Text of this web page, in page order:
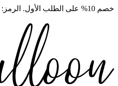
خصم 10% على الطلب الأول. الرمز: